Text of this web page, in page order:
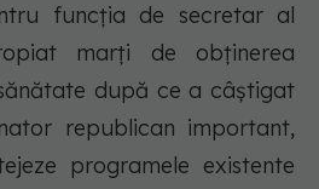
funcția de secretar al
marți de obținerea
după ce a câștigat
republican important,
programele existente